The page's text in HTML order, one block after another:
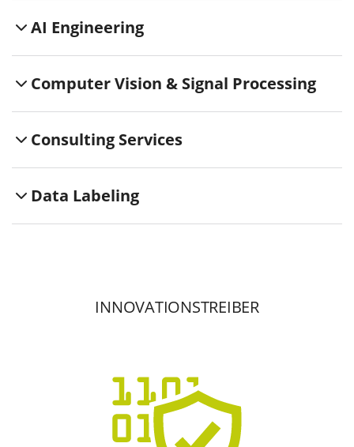
AI Engineering
Computer Vision & Signal Processing
Consulting Services
Data Labeling
INNOVATIONSTREIBER